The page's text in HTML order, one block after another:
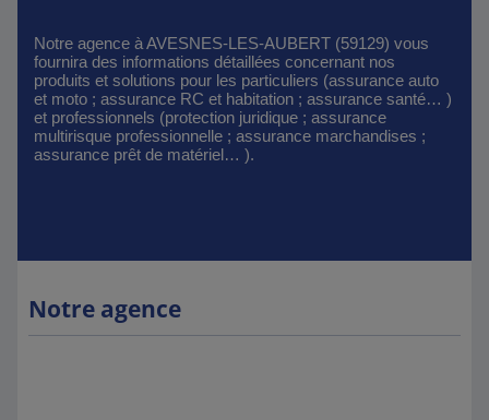
Notre agence à AVESNES-LES-AUBERT (59129) vous
fournira des informations détaillées concernant nos
produits et solutions pour les particuliers (assurance auto
et moto ; assurance RC et habitation ; assurance santé… )
et professionnels (protection juridique ; assurance
multirisque professionnelle ; assurance marchandises ;
assurance prêt de matériel… ).
Notre agence